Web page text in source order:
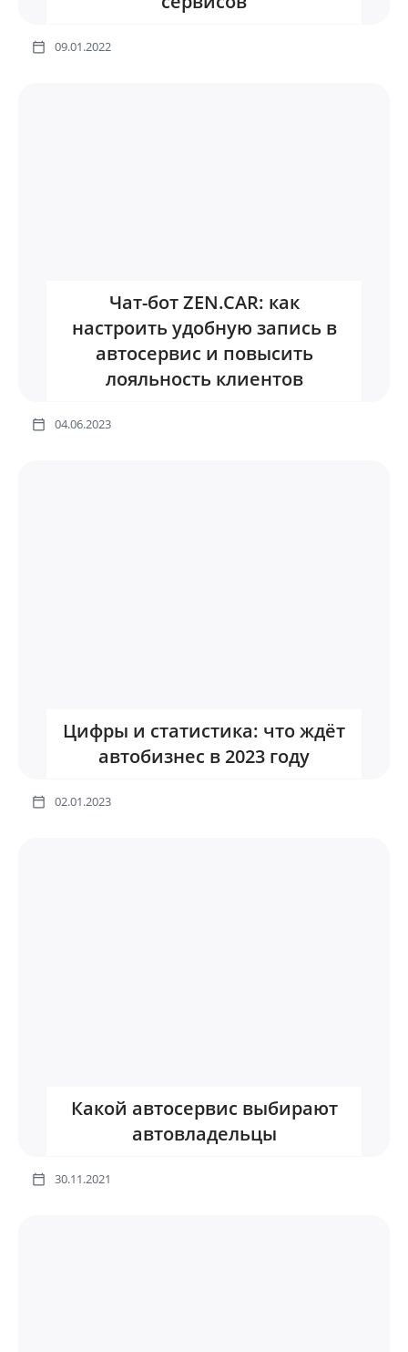
09.01.2022
Чат-бот ZEN.CAR: как
настроить удобную запись в
автосервис и повысить
лояльность клиентов
04.06.2023
Цифры и статистика: что ждёт
автобизнес в 2023 году
02.01.2023
Какой автосервис выбирают
автовладельцы
30.11.2021